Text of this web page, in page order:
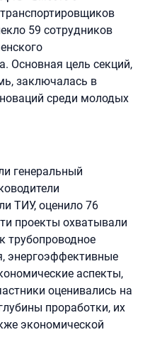
59 сотрудников
Основная цель секций,
заключалась в
среди молодых
генеральный
ТИУ, оценило 76
проекты охватывали
трубопроводное
энергоэффективные
аспекты,
оценивались на
проработки, их
экономической